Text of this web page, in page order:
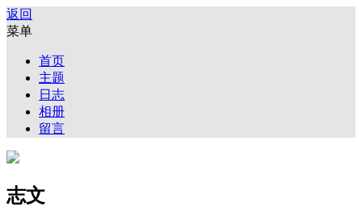
返回
菜单
首页
主题
日志
相册
留言
志文